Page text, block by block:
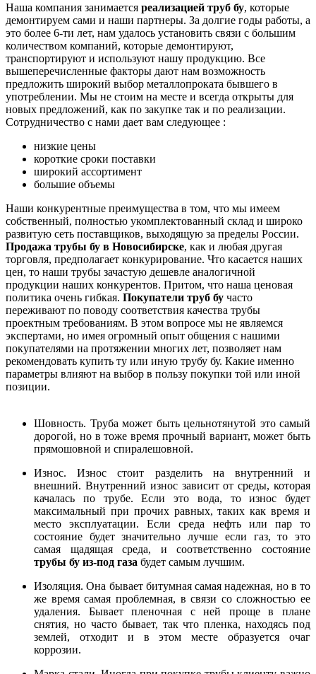
Наша компания занимается реализацией труб бу, которые
демонтируем сами и наши партнеры. За долгие годы работы, а
это более 6-ти лет, нам удалось установить связи с большим
количеством компаний, которые демонтируют,
транспортируют и используют нашу продукцию. Все
вышеперечисленные факторы дают нам возможность
предложить широкий выбор металлопроката бывшего в
употреблении. Мы не стоим на месте и всегда открыты для
новых предложений, как по закупке так и по реализации.
Сотрудничество с нами дает вам следующее :
низкие цены
короткие сроки поставки
широкий ассортимент
большие объемы
Наши конкурентные преимущества в том, что мы имеем
собственный, полностью укомплектованный склад и широко
развитую сеть поставщиков, выходящую за пределы России.
Продажа трубы бу в Новосибирске, как и любая другая
торговля, предполагает конкурирование. Что касается наших
цен, то наши трубы зачастую дешевле аналогичной
продукции наших конкурентов. Притом, что наша ценовая
политика очень гибкая. Покупатели труб бу часто
переживают по поводу соответствия качества трубы
проектным требованиям. В этом вопросе мы не являемся
экспертами, но имея огромный опыт общения с нашими
покупателями на протяжении многих лет, позволяет нам
рекомендовать купить ту или иную трубу бу. Какие именно
параметры влияют на выбор в пользу покупки той или иной
позиции.
Шовность. Труба может быть цельнотянутой это самый
дорогой, но в тоже время прочный вариант, может быть
прямошовной и спиралешовной.
Износ. Износ стоит разделить на внутренний и
внешний. Внутренний износ зависит от среды, которая
качалась по трубе. Если это вода, то износ будет
максимальный при прочих равных, таких как время и
место эксплуатации. Если среда нефть или пар то
состояние будет значительно лучше если газ, то это
самая щадящая среда, и соответственно состояние
трубы бу из-под газа будет самым лучшим.
Изоляция. Она бывает битумная самая надежная, но в то
же время самая проблемная, в связи со сложностью ее
удаления. Бывает пленочная с ней проще в плане
снятия, но часто бывает, так что пленка, находясь под
землей, отходит и в этом месте образуется очаг
коррозии.